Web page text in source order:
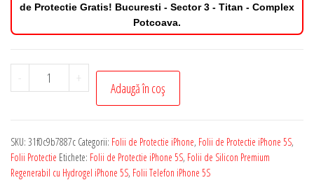
de Protectie Gratis! Bucuresti - Sector 3 - Titan - Complex
Potcoava.
-
Cantitate
Folie
iPhone
5S
+
Adaugă în coș
SKU: 31f0c9b7887c Categorii: Folii de Protectie iPhone, Folii de Protectie iPhone 5S,
Folii Protectie Etichete: Folii de Protectie iPhone 5S, Folii de Silicon Premium
Regenerabil cu Hydrogel iPhone 5S, Folii Telefon iPhone 5S